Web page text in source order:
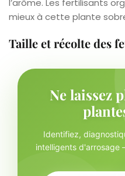
l’arôme. Les fertilisants
mieux à cette plante
Taille et récolte des
Ne laissez
Identifiez,
intelligents d'arrosage